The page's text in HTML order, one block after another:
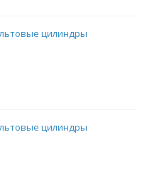
цилиндры
цилиндры